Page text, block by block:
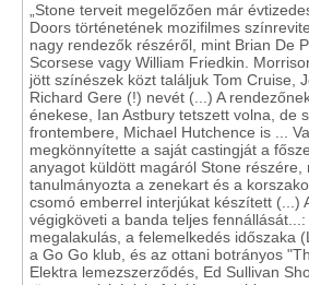
„Stone terveit megelőzően már
Doors történetének mozifilmes
nagy rendezők részéről, mint Brian De
Scorsese vagy William Friedkin.
jött színészek közt találjuk Tom Cruise,
Richard Gere (!) nevét (...) A
énekese, Ian Astbury tetszett volna, de
frontembere, Michael Hutchence is ...
megkönnyítette a saját castingját a
anyagot küldött magáról Stone részére,
tanulmányozta a zenekart és a
csomó emberrel interjúkat készített (...)
végigköveti a banda teljes
megalakulás, a felemelkedés időszaka
a Go Go klub, és az ottani botrányos
Elektra lemezszerződés, Ed Sullivan